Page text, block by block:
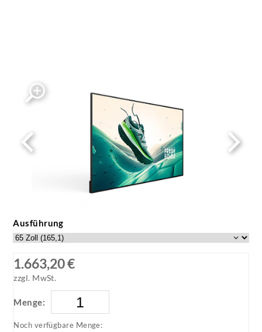
4K Large Format Displays - White Background
Ausführung
1.663,20 €
zzgl. MwSt.
Menge:
Noch verfügbare Menge: